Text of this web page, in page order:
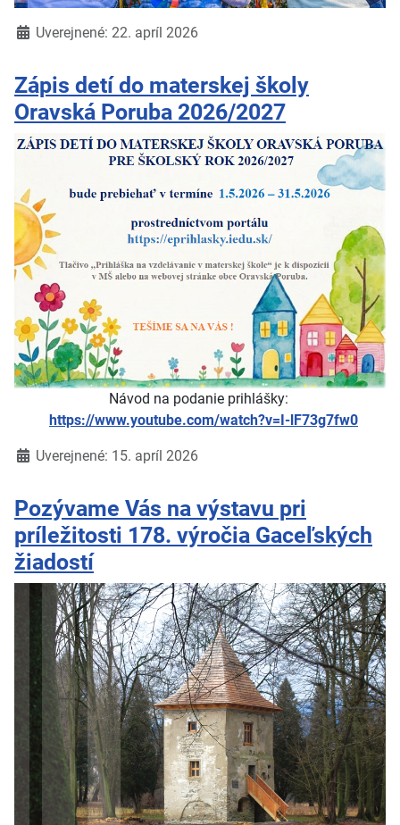
DetailyUverejnené: 22. apríl 2026
Zápis detí do materskej školy
Oravská Poruba 2026/2027
Návod na podanie prihlášky:
https://www.youtube.com/watch?v=I-lF73g7fw0
DetailyUverejnené: 15. apríl 2026
Pozývame Vás na výstavu pri
príležitosti 178. výročia Gaceľských
žiadostí